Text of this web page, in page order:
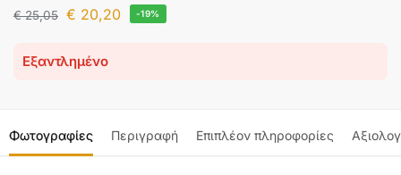
€25,05 € 20,20 -19%
Εξαντλημένο
Φωτογραφίες Περιγραφή Επιπλέον πληροφορίες